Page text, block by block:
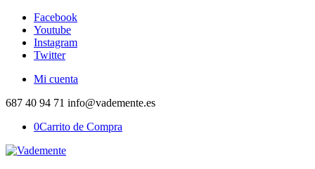
Facebook
Youtube
Instagram
Twitter
Mi cuenta
687 40 94 71 info@vademente.es
0Carrito de Compra